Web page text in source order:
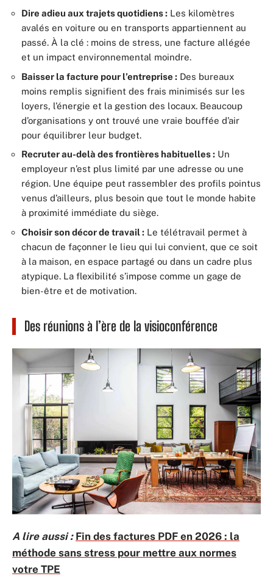
Dire adieu aux trajets quotidiens : Les kilomètres
avalés en voiture ou en transports appartiennent au
passé. À la clé : moins de stress, une facture allégée
et un impact environnemental moindre.
Baisser la facture pour l’entreprise : Des bureaux
moins remplis signifient des frais minimisés sur les
loyers, l’énergie et la gestion des locaux. Beaucoup
d’organisations y ont trouvé une vraie bouffée d’air
pour équilibrer leur budget.
Recruter au-delà des frontières habituelles : Un
employeur n’est plus limité par une adresse ou une
région. Une équipe peut rassembler des profils pointus
venus d’ailleurs, plus besoin que tout le monde habite
à proximité immédiate du siège.
Choisir son décor de travail : Le télétravail permet à
chacun de façonner le lieu qui lui convient, que ce soit
à la maison, en espace partagé ou dans un cadre plus
atypique. La flexibilité s’impose comme un gage de
bien-être et de motivation.
Des réunions à l’ère de la visioconférence
A lire aussi : Fin des factures PDF en 2026 : la
méthode sans stress pour mettre aux normes
votre TPE